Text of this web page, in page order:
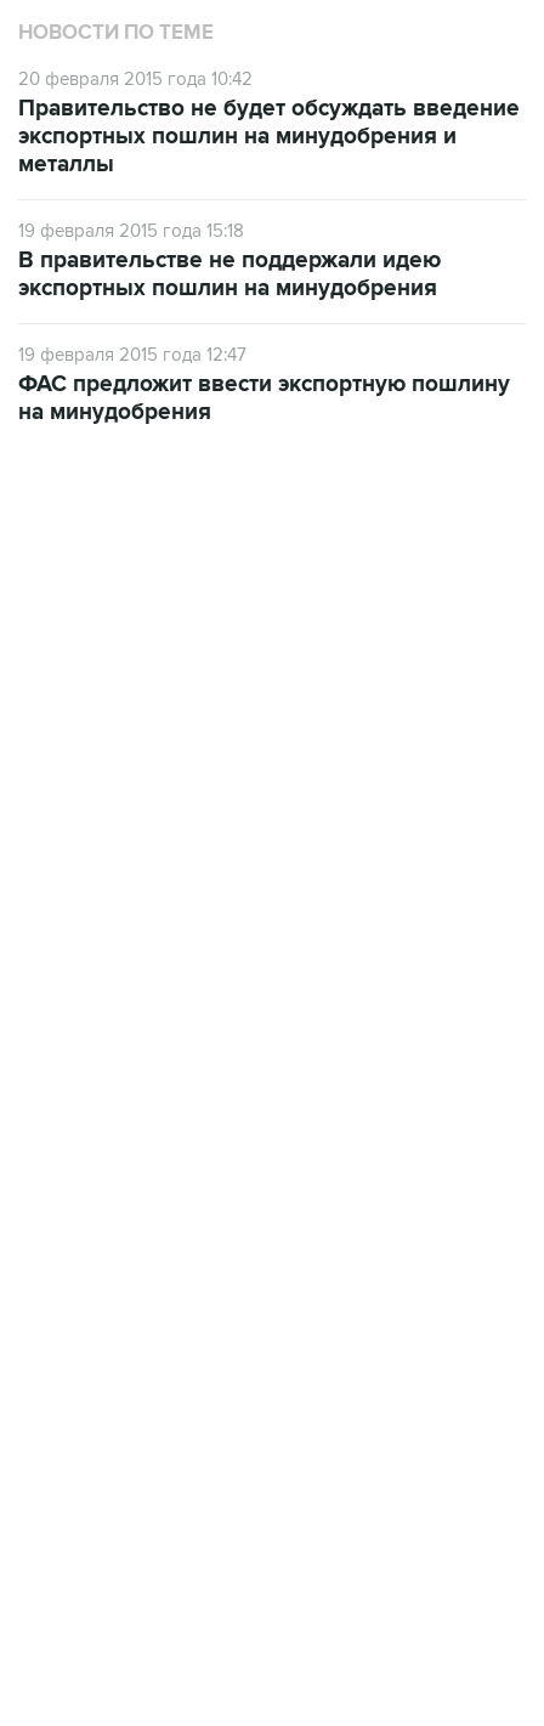
НОВОСТИ ПО ТЕМЕ
20 февраля 2015 года 10:42
Правительство не будет обсуждать введение
экспортных пошлин на минудобрения и
металлы
19 февраля 2015 года 15:18
В правительстве не поддержали идею
экспортных пошлин на минудобрения
19 февраля 2015 года 12:47
ФАС предложит ввести экспортную пошлину
на минудобрения